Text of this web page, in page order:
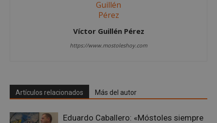
Víctor Guillén Pérez
https://www.mostoleshoy.com
Artículos relacionados Más del autor
Eduardo Caballero: «Móstoles siempre